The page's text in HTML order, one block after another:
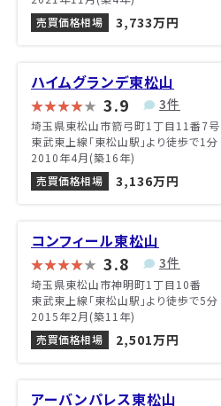
売買価格相場
3,733万円
ハイムグランデ東松山
3.9 3件
埼玉県東松山市箭弓町1丁目11番7号
東武東上線「東松山駅」より徒歩で1分
2010年4月(築16年)
売買価格相場
3,136万円
コンフィール東松山
3.8 3件
埼玉県東松山市神明町1丁目10番
東武東上線「東松山駅」より徒歩で5分
2015年2月(築11年)
売買価格相場
2,501万円
アーバンパレス東松山